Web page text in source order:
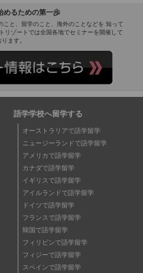
めるための第一歩
こと、留学のこと、海外のことなどを 知って
リゾートでは全国各地でセミナーを開催して
ります。
語学学校へ留学する
オーストラリアで語学留学
ニュージーランドで語学留学
アメリカで語学留学
カナダで語学留学
イギリスで語学留学
アイルランドで語学留学
ドイツで語学留学
フランスで語学留学
韓国で語学留学
フィリピンで語学留学
フィジーで語学留学
スペインで語学留学